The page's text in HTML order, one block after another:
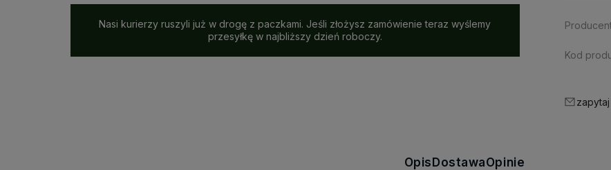
Nasi kurierzy ruszyli już w drogę z paczkami. Jeśli złożysz zamówienie teraz wyślemy
przesyłkę w najbliższy dzień roboczy.
Kod
OpisDostawaOpinie